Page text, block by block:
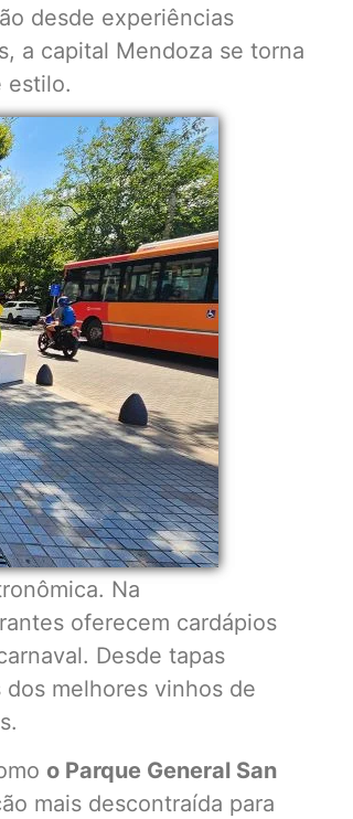
desde experiências
a capital Mendoza se torna
estilo.
Na
oferecem cardápios
Desde tapas
melhores vinhos de
o Parque General San
mais descontraída para